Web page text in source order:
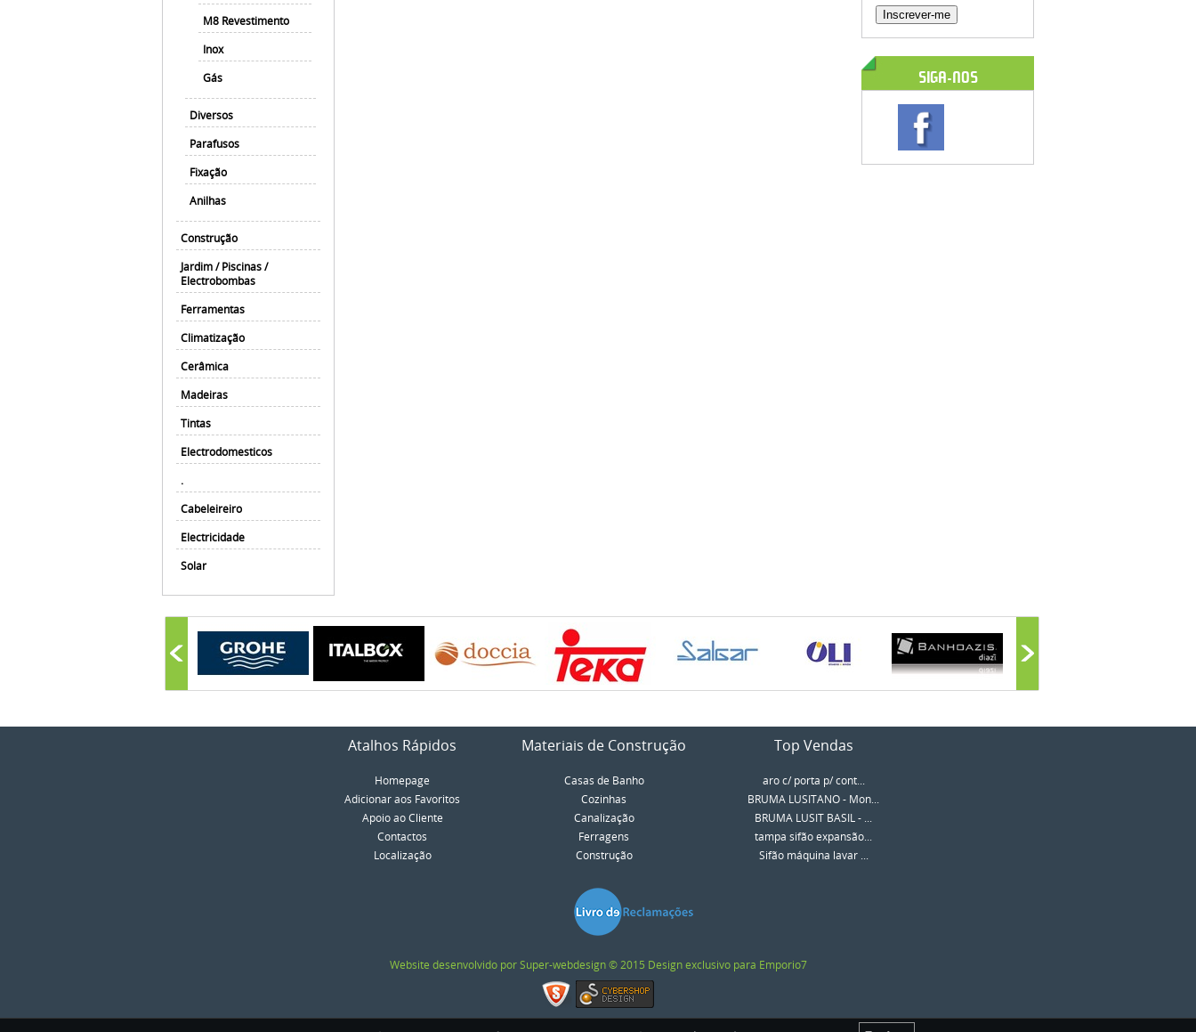
M8 Revestimento
Inox
Gás
Diversos
Parafusos
Fixação
Anilhas
Construção
Jardim / Piscinas /
Electrobombas
Ferramentas
Climatização
Cerâmica
Madeiras
Tintas
Electrodomesticos
.
Cabeleireiro
Electricidade
Solar
SIGA-NOS
Atalhos Rápidos
Homepage
Adicionar aos Favoritos
Apoio ao Cliente
Contactos
Localização
Materiais de Construção
Casas de Banho
Cozinhas
Canalização
Ferragens
Construção
Top Vendas
aro c/ porta p/ cont...
BRUMA LUSITANO - Mon...
BRUMA LUSIT BASIL - ...
tampa sifão expansão...
Sifão máquina lavar ...
Website desenvolvido por Super-webdesign © 2015 Design exclusivo para Emporio7